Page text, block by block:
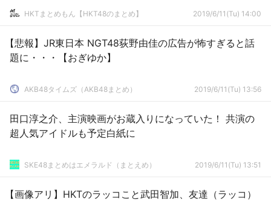
HKTまとめもん【HKT48のまとめ】 2019/6/11(Tu) 14:00
【悲報】JR東日本 NGT48荻野由佳の広告が怖すぎると話
題に・・・【おぎゆか】
AKB48タイムズ（AKB48まとめ） 2019/6/11(Tu) 13:56
田口淳之介、主演映画がお蔵入りになっていた！ 共演の
超人気アイドルも予定白紙に
SKE48まとめはエメラルド（まとえめ） 2019/6/11(Tu) 13:51
【画像アリ】HKTのラッコこと武田智加、友達（ラッコ）